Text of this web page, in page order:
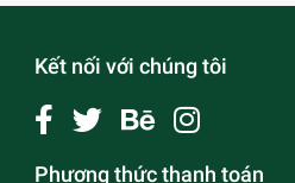
Kết nối với chúng tôi
Phương thức thanh toán